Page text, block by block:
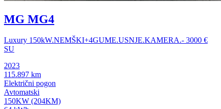
MG MG4
Luxury 150kW.NEMŠKI+4GUME.USNJE.KAMERA.- 3000 €
SU
2023
115.897 km
Električni pogon
Avtomatski
150KW (204KM)